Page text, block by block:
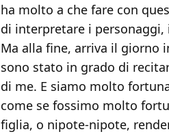
ha molto a che fare con
di interpretare i
Ma alla fine, arriva il giorno
sono stato in grado di
di me. E siamo molto
come se fossimo molto
figlia, o nipote-nipote,